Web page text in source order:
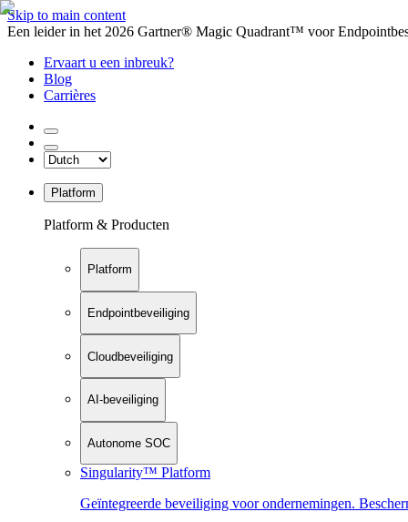
Skip to main content
Een leider in het 2026 Gartner® Magic Quadrant™ voor
Ervaart u een inbreuk?
Blog
Carrières
Platform
Platform & Producten
Platform
Endpointbeveiliging
Cloudbeveiliging
AI-beveiliging
Autonome SOC
Singularity™ Platform
Geïntegreerde beveiliging voor ondernemingen.